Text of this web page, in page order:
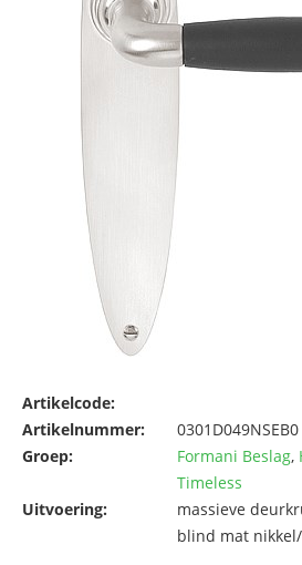
Artikelcode:
Artikelnummer:
0301D049NSEB0
Groep:
Formani Beslag,
Timeless
Uitvoering:
massieve
blind mat